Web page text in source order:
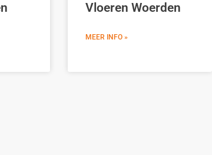
Vloeren Woerden
MEER INFO »